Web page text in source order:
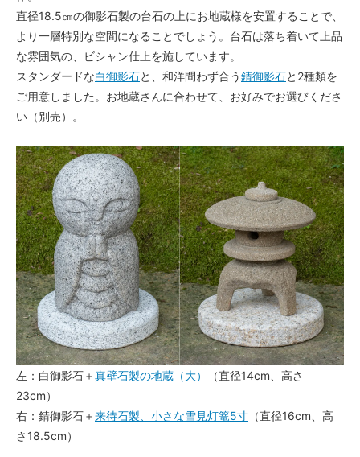
直径18.5㎝の御影石製の台石の上にお地蔵様を安置することで、
より一層特別な空間になることでしょう。台石は落ち着いて上品
な雰囲気の、ビシャン仕上を施しています。
スタンダードな白御影石と、和洋問わず合う錆御影石と2種類を
ご用意しました。お地蔵さんに合わせて、お好みでお選びくださ
い（別売）。
左：白御影石＋真壁石製の地蔵（大）
（直径14cm、高さ
23cm）
右：錆御影石＋来待石製、小さな雪見灯篭5寸 （直径16cm、高
さ18.5cm）